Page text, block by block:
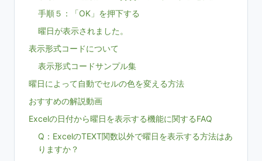
手順５：「OK」を押下する
曜日が表示されました。
表示形式コードについて
表示形式コードサンプル集
曜日によって自動でセルの色を変える方法
おすすめの解説動画
Excelの日付から曜日を表示する機能に関するFAQ
Q：ExcelのTEXT関数以外で曜日を表示する方法はあ
りますか？